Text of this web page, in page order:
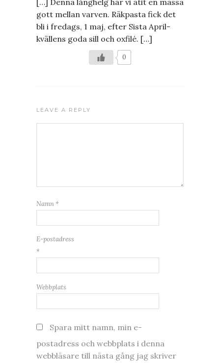
gott mellan varven. Räkpasta fick det
bli i fredags, 1 maj, efter Sista April-
kvällens goda sill och oxfilé. […]
0
LEAVE A REPLY
Namn *
E-postadress
*
Webbplats
Spara mitt namn, min e-
postadress och webbplats i denna
webbläsare till nästa gång jag skriver